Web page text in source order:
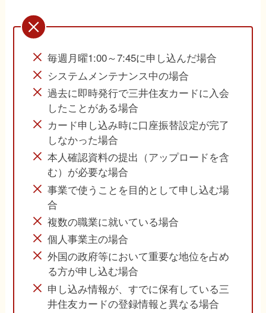
毎週月曜1:00～7:45に申し込んだ場合
システムメンテナンス中の場合
過去に即時発行で三井住友カードに入会
したことがある場合
カード申し込み時に口座振替設定が完了
しなかった場合
本人確認資料の提出（アップロードを含
む）が必要な場合
事業で使うことを目的として申し込む場
合
複数の職業に就いている場合
個人事業主の場合
外国の政府等において重要な地位を占め
る方が申し込む場合
申し込み情報が、すでに保有している三
井住友カードの登録情報と異なる場合